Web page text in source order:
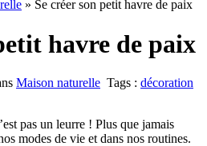
» Se créer son petit havre de paix
havre de paix
Maison naturelle Tags : décoration
pas un leurre ! Plus que jamais
modes de vie et dans nos routines.